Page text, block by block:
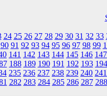
24 25 26 27 28 29 30 31 32 33
90 91 92 93 94 95 96 97 98 99
141 142 143 144 145 146 147
188 189 190 191 192 193 194
235 236 237 238 239 240 241
282 283 284 285 286 287 288